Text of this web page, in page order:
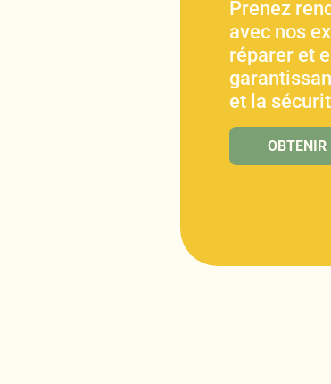
Prenez
avec nos
réparer et
et la
OBTENIR